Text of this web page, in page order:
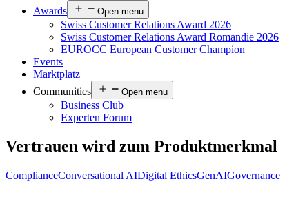
Awards
Open menu
Swiss Customer Relations Award 2026
Swiss Customer Relations Award Romandie 2026
EUROCC European Customer Champion
Events
Marktplatz
Communities
Open menu
Business Club
Experten Forum
Vertrauen wird zum Produktmerkmal
ComplianceConversational AIDigital EthicsGenAIGovernance